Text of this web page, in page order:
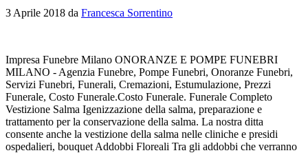
3 Aprile 2018 da Francesca Sorrentino
Impresa Funebre Milano ONORANZE E POMPE FUNEBRI
MILANO - Agenzia Funebre, Pompe Funebri, Onoranze Funebri,
Servizi Funebri, Funerali, Cremazioni, Estumulazione, Prezzi
Funerale, Costo Funerale.Costo Funerale. Funerale Completo
Vestizione Salma Igenizzazione della salma, preparazione e
trattamento per la conservazione della salma. La nostra ditta
consente anche la vestizione della salma nelle cliniche e presidi
ospedalieri, bouquet Addobbi Floreali Tra gli addobbi che verranno